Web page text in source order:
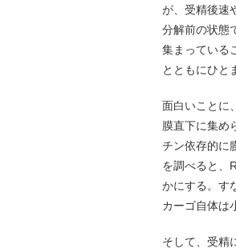
が、受精後速
分解前の状態
集まっている
とともにひと
面白いことに
膜直下に集め
チン依存的に
を調べると、
かにする。す
カーゴ自体は
そして、受精